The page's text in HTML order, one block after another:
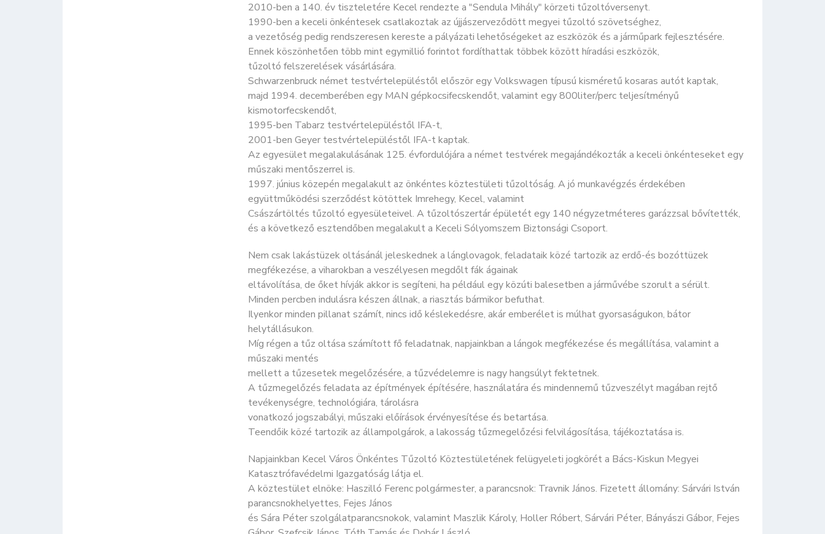
2010-ben a 140. év tiszteletére Kecel rendezte a "Sendula Mihály" körzeti tűzoltóversenyt.
1990-ben a keceli önkéntesek csatlakoztak az újjászerveződött megyei tűzoltó szövetséghez,
a vezetőség pedig rendszeresen kereste a pályázati lehetőségeket az eszközök és a járműpark fejlesztésére.
Ennek köszönhetően több mint egymillió forintot fordíthattak többek között híradási eszközök,
tűzoltó felszerelések vásárlására.
Schwarzenbruck német testvértelepüléstől először egy Volkswagen típusú kisméretű kosaras autót kaptak,
majd 1994. decemberében egy MAN gépkocsifecskendőt, valamint egy 800liter/perc teljesítményű
kismotorfecskendőt,
1995-ben Tabarz testvértelepüléstől IFA-t,
2001-ben Geyer testvértelepüléstől IFA-t kaptak.
Az egyesület megalakulásának 125. évfordulójára a német testvérek megajándékozták a keceli önkénteseket egy
műszaki mentőszerrel is.
1997. június közepén megalakult az önkéntes köztestületi tűzoltóság. A jó munkavégzés érdekében
együttműködési szerződést kötöttek Imrehegy, Kecel, valamint
Császártöltés tűzoltó egyesületeivel. A tűzoltószertár épületét egy 140 négyzetméteres garázzsal bővítették,
és a következő esztendőben megalakult a Keceli Sólyomszem Biztonsági Csoport.
Nem csak lakástüzek oltásánál jeleskednek a lánglovagok, feladataik közé tartozik az erdő-és bozóttüzek
megfékezése, a viharokban a veszélyesen megdőlt fák ágainak
eltávolítása, de őket hívják akkor is segíteni, ha például egy közúti balesetben a járművébe szorult a sérült.
Minden percben indulásra készen állnak, a riasztás bármikor befuthat.
Ilyenkor minden pillanat számít, nincs idő késlekedésre, akár emberélet is múlhat gyorsaságukon, bátor
helytállásukon.
Míg régen a tűz oltása számított fő feladatnak, napjainkban a lángok megfékezése és megállítása, valamint a
műszaki mentés
mellett a tűzesetek megelőzésére, a tűzvédelemre is nagy hangsúlyt fektetnek.
A tűzmegelőzés feladata az építmények építésére, használatára és mindennemű tűzveszélyt magában rejtő
tevékenységre, technológiára, tárolásra
vonatkozó jogszabályi, műszaki előírások érvényesítése és betartása.
Teendőik közé tartozik az állampolgárok, a lakosság tűzmegelőzési felvilágosítása, tájékoztatása is.
Napjainkban Kecel Város Önkéntes Tűzoltó Köztestületének felügyeleti jogkörét a Bács-Kiskun Megyei
Katasztrófavédelmi Igazgatóság látja el.
A köztestület elnöke: Haszilló Ferenc polgármester, a parancsnok: Travnik János. Fizetett állomány: Sárvári István
parancsnokhelyettes, Fejes János
és Sára Péter szolgálatparancsnokok, valamint Maszlik Károly, Holler Róbert, Sárvári Péter, Bányászi Gábor, Fejes